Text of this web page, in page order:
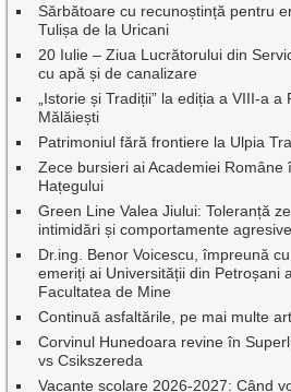
Sărbătoare cu recunoștință pentru
Tulișa de la Uricani
20 Iulie – Ziua Lucrătorului din
cu apă și de canalizare
„Istorie și Tradiții” la ediția a VIII-a
Mălăiești
Patrimoniul fără frontiere la Ulpia
Zece bursieri ai Academiei
Hațegului
Green Line Valea Jiului: Toleranță
intimidări și comportamente
Dr.ing. Benor Voicescu, împreună
emeriți ai Universității din Petroșani
Facultatea de Mine
Continuă asfaltările, pe mai multe
Corvinul Hunedoara revine în
vs Csikszereda
Vacanțe școlare 2026-2027: Când